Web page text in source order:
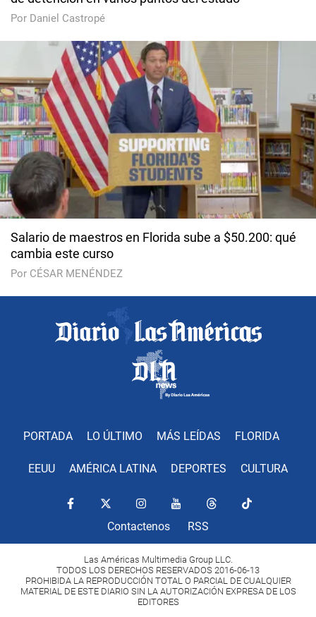
Por Daniel Castropé
Salario de maestros en Florida sube a $50.200: qué
cambia este curso
Por CÉSAR MENÉNDEZ
PORTADA LO ÚLTIMO MÁS LEÍDAS FLORIDA
EEUU AMÉRICA LATINA DEPORTES CULTURA
Contactenos RSS
Las Américas Multimedia Group LLC.
TODOS LOS DERECHOS RESERVADOS 2016-06-13
PROHIBIDA LA REPRODUCCIÓN TOTAL O PARCIAL DE CUALQUIER
MATERIAL DE ESTE DIARIO SIN LA AUTORIZACIÓN EXPRESA DE LOS
EDITORES